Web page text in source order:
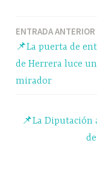
Navegación
de
entradas
ENTRADA ANTERIOR
📌La puerta de
de Herrera luce
mirador
📌La Diputación